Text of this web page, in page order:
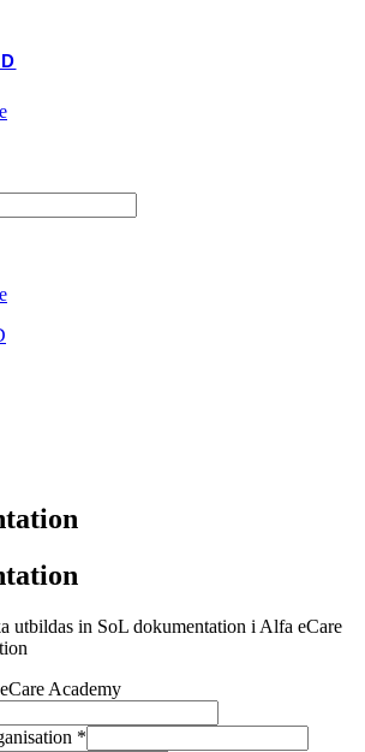
utbildas in SoL dokumentation i Alfa eCare
Academy
*